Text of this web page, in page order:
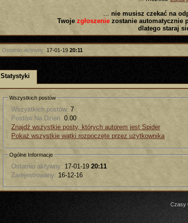
... nie musisz czekać na
Twoje zgłoszeniezostanie automatycznie
dlatego staraj
Ostatnio aktywny: 17-01-19 20:11
Statystyki
Wszystkich postów
Wszystkich postów: 7
Postów Na Dzień: 0.00
Znajdź wszystkie posty, których autorem jest Spider
Pokaż wszystkie wątki rozpoczęte przez użytkownika
Ogólne Informacje
Ostatnio aktywny: 17-01-19 20:11
Zarejestrowany: 16-12-16
Czasy